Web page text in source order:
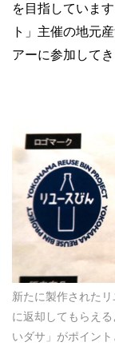
を目指していま
ト」主催の地元
アーに参加してき
新たに製作された
に返却してもらえ
いダサ」がポイント